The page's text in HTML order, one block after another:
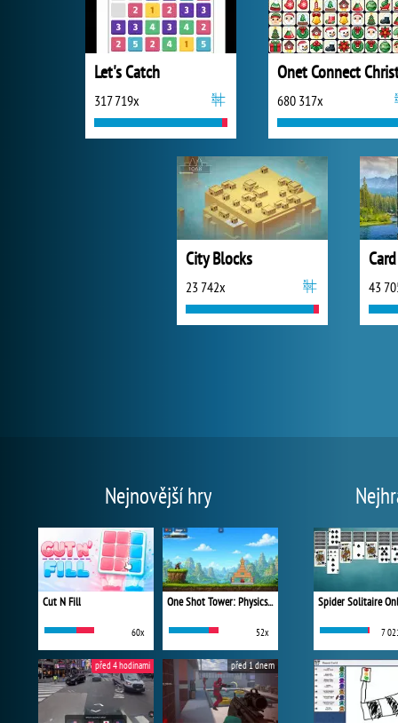
Let's Catch
317 719x 680 317x
City Blocks
23 742x 43
Nejnovější hry
Cut N Fill
60x
One Shot Tower: Physics Destroyer
52x
před 4 hodinami před 1 dnem
Spider Solitaire
7